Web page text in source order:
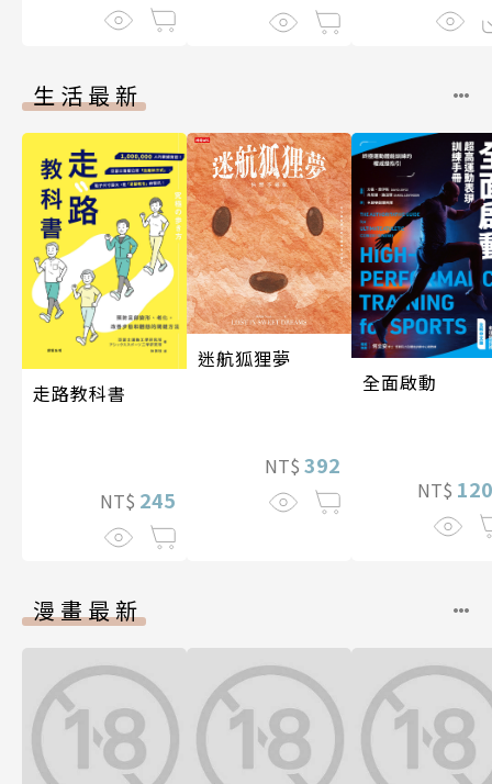
生活最新
走路教科書
NT$ 245
迷航狐狸夢
NT$ 392
全面啟動
NT$
漫畫最新